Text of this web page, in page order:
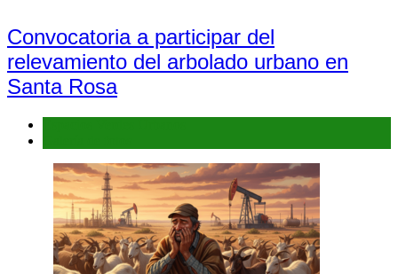
Convocatoria a participar del
relevamiento del arbolado urbano en
Santa Rosa